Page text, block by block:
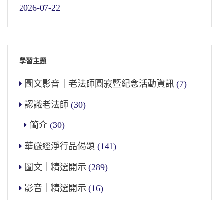
2026-07-22
學習主題
圖文影音｜老法師圓寂暨紀念活動資訊 (7)
認識老法師 (30)
簡介 (30)
華嚴經淨行品偈頌 (141)
圖文｜精選開示 (289)
影音｜精選開示 (16)